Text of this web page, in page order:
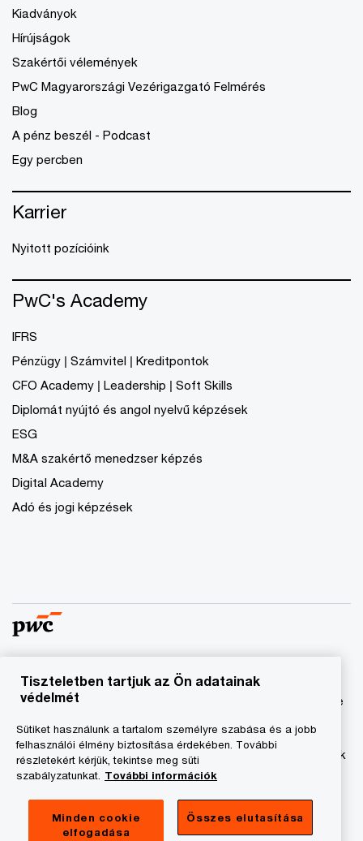
Kiadványok
Hírújságok
Szakértői vélemények
PwC Magyarországi Vezérigazgató Felmérés
Blog
A pénz beszél - Podcast
Egy percben
Karrier
Nyitott pozícióink
PwC's Academy
IFRS
Pénzügy | Számvitel | Kreditpontok
CFO Academy | Leadership | Soft Skills
Diplomát nyújtó és angol nyelvű képzések
ESG
M&A szakértő menedzser képzés
Digital Academy
Adó és jogi képzések
© 2023 - 2026 PwC. Minden jog fenntartva. A „PwC”
kifejezés a PricewaterhouseCoopers Könyvvizsgáló Kft.-re
amelyek az önálló és független jogi személyekből álló
PricewaterhouseCoopers International Limited hálózatának
tagja.
Adatkezelési tájékoztató
Tiszteletben tartjuk az Ön adatainak
védelmét
Sütiket használunk a tartalom személyre szabása és a jobb
felhasználói élmény biztosítása érdekében. További
részletekért kérjük, tekintse meg süti
szabályzatunkat. További információk
Minden cookie
elfogadása
Összes elutasítása